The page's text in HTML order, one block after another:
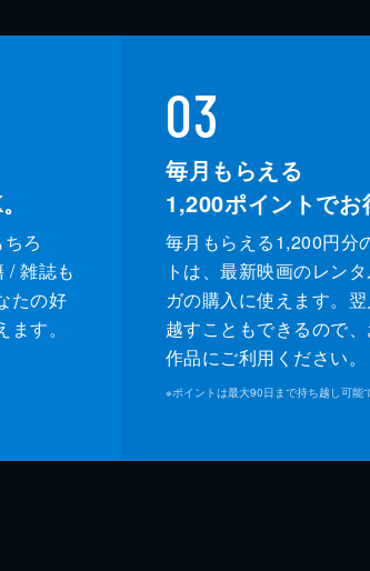
ろ
/ 雑誌も
たの好
す。
03
毎月もらえる
1,200ポイントでお
毎月もらえる1,200円分
トは、最新映画のレン
ガの購入に使えます。
越すこともできるので
作品にご利用ください。
※ポイントは最大90日まで持ち越し可能